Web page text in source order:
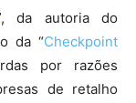
da autoria do
da “Checkpoint
por razões
de retalho